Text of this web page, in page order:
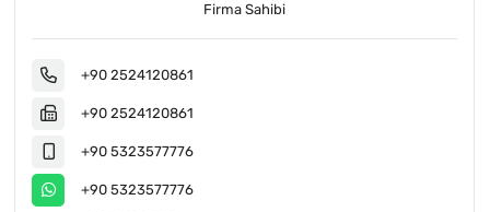
Firma Sahibi
+90 2524120861
+90 2524120861
+90 5323577776
+90 5323577776